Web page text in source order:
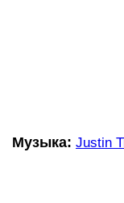
Музыка: Justin